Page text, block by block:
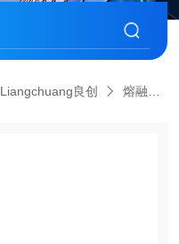
Liangchuang良创 熔融指指数仪